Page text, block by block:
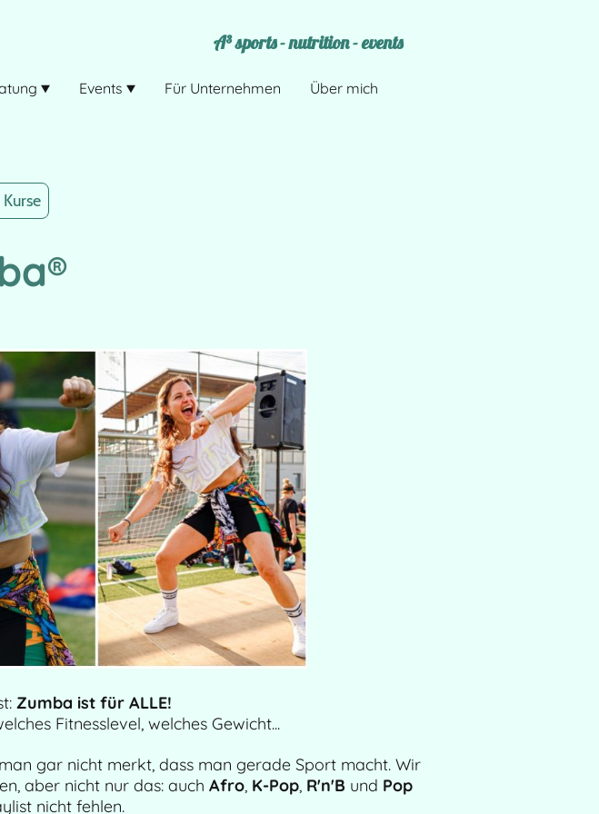
A³ sports - nutrition - events
Events Für Unternehmen Über mich
Zumba ist für ALLE!
Fitnesslevel, welches Gewicht...
gar nicht merkt, dass man gerade Sport macht. Wir
aber nicht nur das: auch Afro, K-Pop, R'n'B und Pop
nicht fehlen.